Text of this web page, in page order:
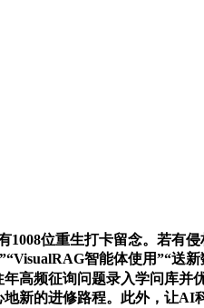
位重生打卡留念。若有侵
智能体使用”“送
高频征询问题录入学问库
新的进修路程。此外，让